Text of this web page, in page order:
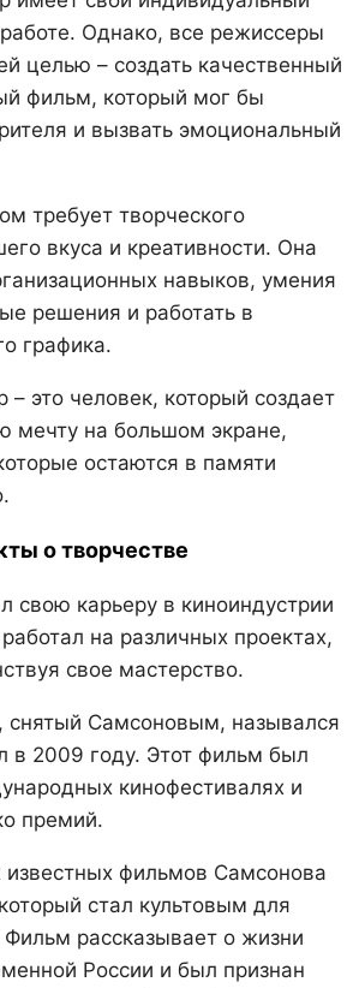
Однако, все режиссеры
целью – создать качественный
фильм, который мог бы
и вызвать эмоциональный
требует творческого
вкуса и креативности. Она
навыков, умения
решения и работать в
графика.
– это человек, который создает
мечту на большом экране,
остаются в памяти
о творчестве
свою карьеру в киноиндустрии
на различных проектах,
свое мастерство.
Самсоновым, назывался
в 2009 году. Этот фильм был
кинофестивалях и
премий.
фильмов Самсонова
стал культовым для
Фильм рассказывает о жизни
России и был признан